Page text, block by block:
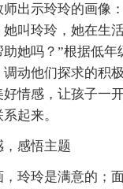
师出示玲玲的画像
叫玲玲，她在生
她吗？”根据低年
动他们探求的积
情感，让孩子一
起来。
，感悟主题
玲玲是满意的；